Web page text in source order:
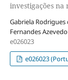
investigações na
Gabriela Rodrigues
Fernandes
e026023
e026023